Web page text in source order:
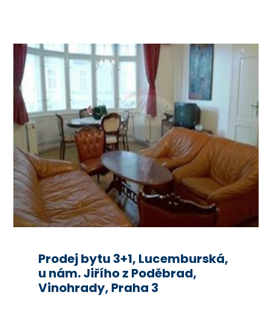
Prodej bytu 3+1, Lucemburská,
u nám. Jiřího z Poděbrad,
Vinohrady, Praha 3